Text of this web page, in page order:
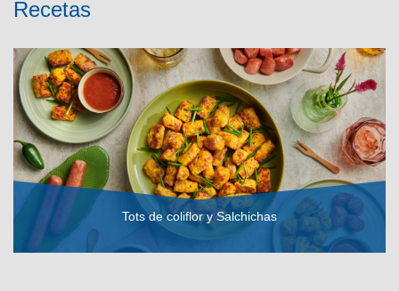
Recetas
Tots de coliflor y Salchichas